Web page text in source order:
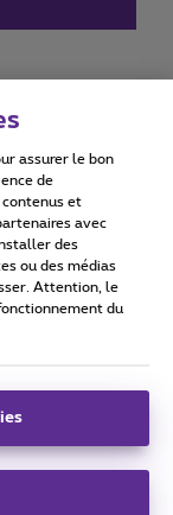
statement
assurer le bon
de
et
avec
des
ou des médias
Attention, le
du